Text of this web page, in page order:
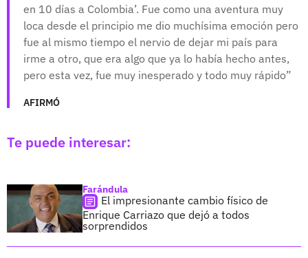
en 10 días a Colombia’. Fue como una aventura muy
loca desde el principio me dio muchísima emoción pero
fue al mismo tiempo el nervio de dejar mi país para
irme a otro, que era algo que ya lo había hecho antes,
pero esta vez, fue muy inesperado y todo muy rápido
AFIRMÓ
Te puede interesar:
Farándula
El impresionante cambio físico de
Enrique Carriazo que dejó a todos
sorprendidos